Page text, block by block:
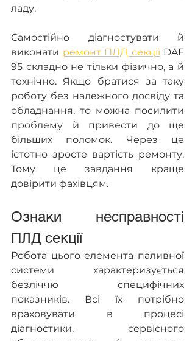
ладу.
Самостійно діагностувати й
виконати ремонт ПЛД секції DAF
95 складно не тільки фізично, а й
технічно. Якщо братися за таку
роботу без належного досвіду та
обладнання, то можна посилити
проблему й привести до ще
більших поломок. Через це
істотно зросте вартість ремонту.
Тому це завдання краще
довірити фахівцям.
Ознаки несправності
ПЛД секції
Робота цього елемента паливної
системи характеризується
безліччю специфічних
показників. Всі їх потрібно
враховувати в процесі
діагностики, сервісного